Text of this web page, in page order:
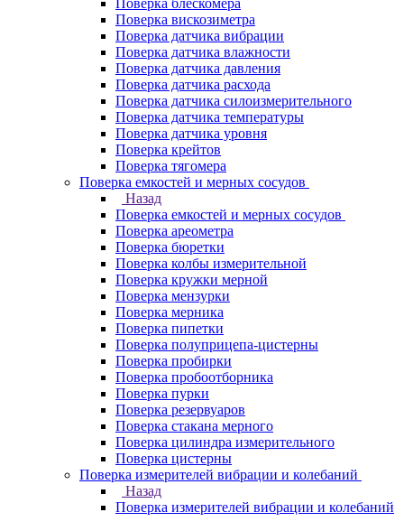
Поверка блескомера
Поверка вискозиметра
Поверка датчика вибрации
Поверка датчика влажности
Поверка датчика давления
Поверка датчика расхода
Поверка датчика силоизмерительного
Поверка датчика температуры
Поверка датчика уровня
Поверка крейтов
Поверка тягомера
Поверка емкостей и мерных сосудов
Назад
Поверка емкостей и мерных сосудов
Поверка ареометра
Поверка бюретки
Поверка колбы измерительной
Поверка кружки мерной
Поверка мензурки
Поверка мерника
Поверка пипетки
Поверка полуприцепа-цистерны
Поверка пробирки
Поверка пробоотборника
Поверка пурки
Поверка резервуаров
Поверка стакана мерного
Поверка цилиндра измерительного
Поверка цистерны
Поверка измерителей вибрации и колебаний
Назад
Поверка измерителей вибрации и колебаний